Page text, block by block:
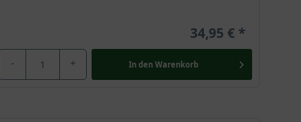
34,95 €
- + In den Warenkorb